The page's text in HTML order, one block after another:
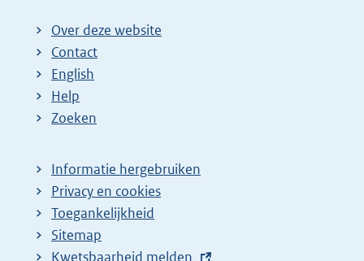
Over deze website
Contact
English
Help
Zoeken
Informatie hergebruiken
Privacy en cookies
Toegankelijkheid
Sitemap
E
Kwetsbaarheid melden